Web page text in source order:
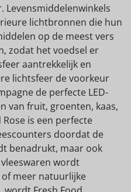
lichtbronnen die hun
op de meest vers
zodat het voedsel er
aantrekkelijk en
lichtsfeer de voorkeur
de perfecte LED-
van fruit, groenten, kaas,
is een perfecte
doordat de
benadrukt, maar ook
wordt
meer natuurlijke